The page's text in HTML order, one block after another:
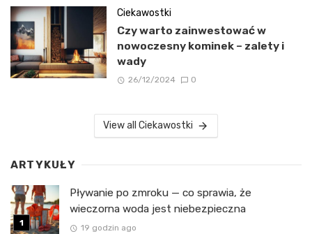
Ciekawostki
Czy warto zainwestować w
nowoczesny kominek – zalety i
wady
26/12/2024 0
View all Ciekawostki
ARTYKUŁY
Pływanie po zmroku — co sprawia, że
wieczorna woda jest niebezpieczna
19 godzin ago